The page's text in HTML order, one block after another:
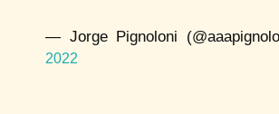
— Jorge Pignoloni
2022